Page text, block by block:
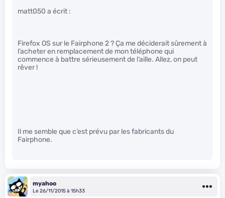
matt050 a écrit :
Firefox OS sur le Fairphone 2 ? Ça me déciderait sûrement à
l’acheter en remplacement de mon téléphone qui
commence à battre sérieusement de l’aille. Allez, on peut
rêver !
Il me semble que c’est prévu par les fabricants du
Fairphone.
myahoo
Le 26/11/2015 à 15h33